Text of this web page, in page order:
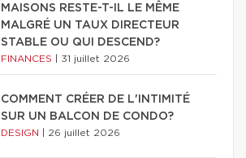
MAISONS RESTE-T-IL LE MÊME
MALGRÉ UN TAUX DIRECTEUR
STABLE OU QUI DESCEND?
FINANCES 31 juillet 2026
COMMENT CRÉER DE L'INTIMITÉ
SUR UN BALCON DE CONDO?
DESIGN 26 juillet 2026